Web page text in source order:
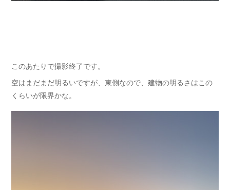
このあたりで撮影終了です。
空はまだまだ明るいですが、東側なので、建物の明るさはこの
くらいが限界かな。